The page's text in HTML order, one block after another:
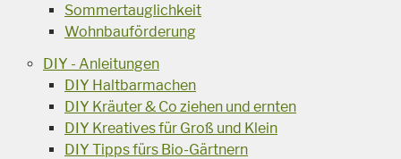
Sommertauglichkeit
Wohnbauförderung
DIY - Anleitungen
DIY Haltbarmachen
DIY Kräuter & Co ziehen und ernten
DIY Kreatives für Groß und Klein
DIY Tipps fürs Bio-Gärtnern